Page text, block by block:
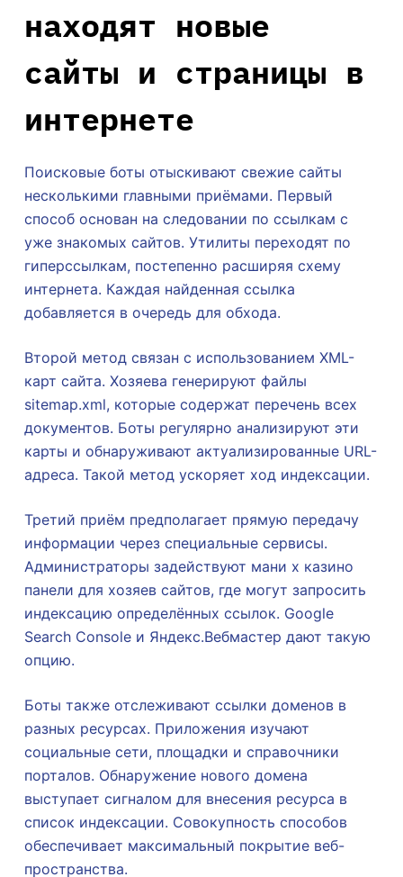
находят новые
сайты и страницы в
интернете
Поисковые боты отыскивают свежие сайты
несколькими главными приёмами. Первый
способ основан на следовании по ссылкам с
уже знакомых сайтов. Утилиты переходят по
гиперссылкам, постепенно расширяя схему
интернета. Каждая найденная ссылка
добавляется в очередь для обхода.
Второй метод связан с использованием XML-
карт сайта. Хозяева генерируют файлы
sitemap.xml, которые содержат перечень всех
документов. Боты регулярно анализируют эти
карты и обнаруживают актуализированные URL-
адреса. Такой метод ускоряет ход индексации.
Третий приём предполагает прямую передачу
информации через специальные сервисы.
Администраторы задействуют мани х казино
панели для хозяев сайтов, где могут запросить
индексацию определённых ссылок. Google
Search Console и Яндекс.Вебмастер дают такую
опцию.
Боты также отслеживают ссылки доменов в
разных ресурсах. Приложения изучают
социальные сети, площадки и справочники
порталов. Обнаружение нового домена
выступает сигналом для внесения ресурса в
список индексации. Совокупность способов
обеспечивает максимальный покрытие веб-
пространства.